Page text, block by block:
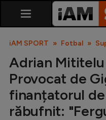
iAM SPORT Fotbal
Adrian
Provocat de
finanțatorul de
răbufnit: